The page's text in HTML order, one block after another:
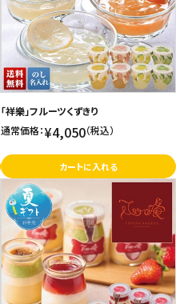
「祥樂」フルーツくずきり
通常価格：¥4,050（税込）
カートに入れる